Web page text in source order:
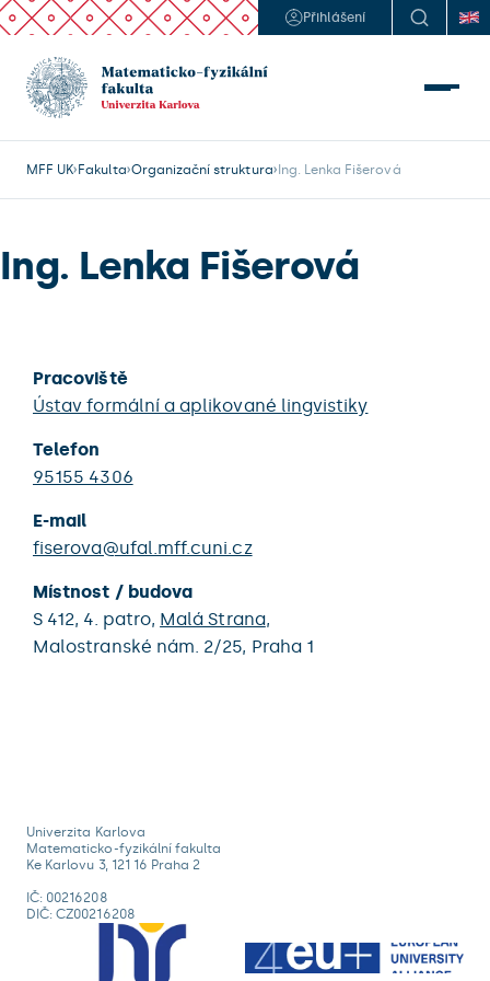
Přihlášení
MFF UK Fakulta Organizační struktura Ing. Lenka Fišerová
Ing. Lenka Fišerová
Pracoviště
Ústav formální a aplikované lingvistiky
Telefon
95155 4306
E-mail
fiserova@ufal.mff.cuni.cz
Místnost / budova
S 412, 4. patro, Malá Strana,
Malostranské nám. 2/25, Praha 1
Univerzita Karlova
Matematicko-fyzikální fakulta
Ke Karlovu 3, 121 16 Praha 2
IČ: 00216208
DIČ: CZ00216208